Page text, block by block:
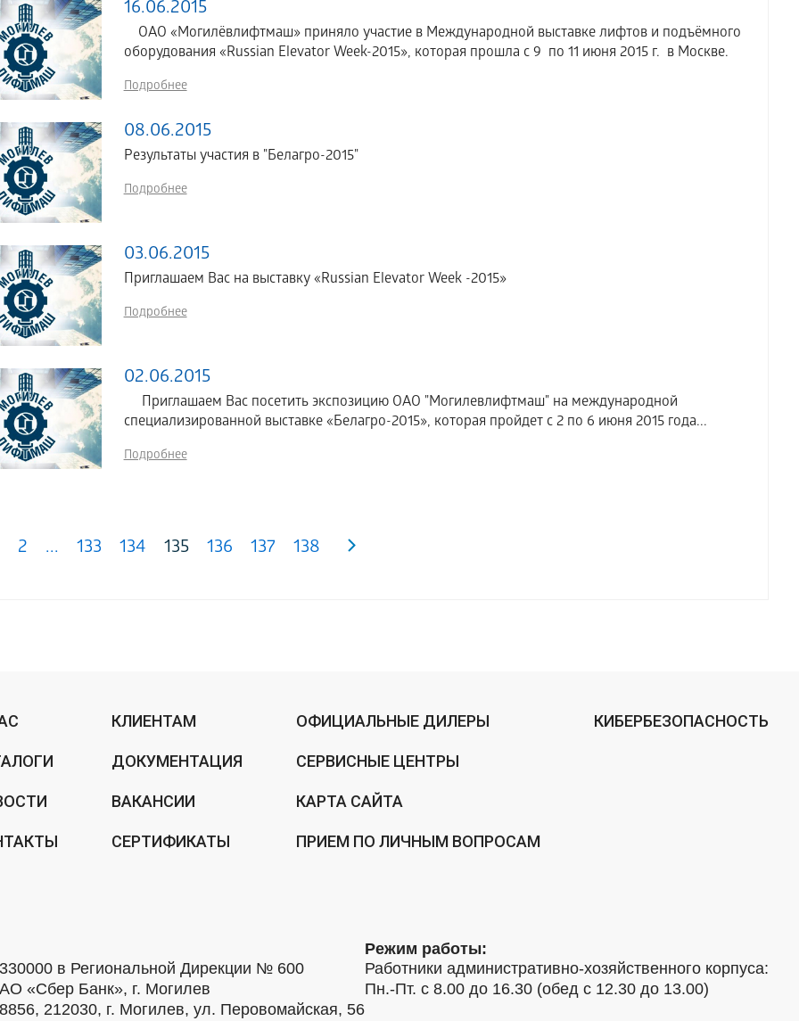
16.06.2015
ОАО «Могилёвлифтмаш» приняло участие в Международной выставке лифтов и подъёмного
оборудования «Russian Elevator Week-2015», которая прошла с 9 по 11 июня 2015 г. в Москве.
Подробнее
08.06.2015
Результаты участия в "Белагро-2015"
Подробнее
03.06.2015
Приглашаем Вас на выставку «Russian Elevator Week -2015»
Подробнее
02.06.2015
Приглашаем Вас посетить экспозицию ОАО "Могилевлифтмаш" на международной
специализированной выставке «Белагро-2015», которая пройдет с 2 по 6 июня 2015 года...
Подробнее
2 ... 133 134 135 136 137 138
КЛИЕНТАМ
ДОКУМЕНТАЦИЯ
ВАКАНСИИ
СЕРТИФИКАТЫ
ОФИЦИАЛЬНЫЕ ДИЛЕРЫ
СЕРВИСНЫЕ ЦЕНТРЫ
КАРТА САЙТА
ПРИЕМ ПО ЛИЧНЫМ ВОПРОСАМ
КИБЕРБЕЗОПАСНОСТЬ
в Региональной Дирекции № 600
«Сбер Банк», г. Могилев
212030, г. Могилев, ул. Перовомайская, 56
Режим работы:
Работники административно-хозяйственного корпуса:
Пн.-Пт. с 8.00 до 16.30 (обед с 12.30 до 13.00)